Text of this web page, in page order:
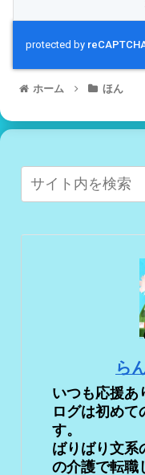
ホーム ほん
ら
いつも応援あ
ログは初めて
す。
ばりばり文系
の介護で転職